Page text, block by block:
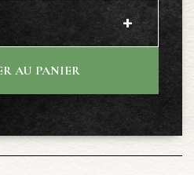
+
AU PANIER